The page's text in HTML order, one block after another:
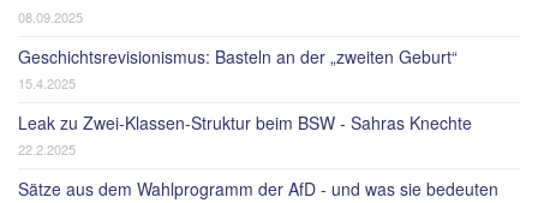
08.09.2025
Geschichtsrevisionismus: Basteln an der „zweiten Geburt“
15.4.2025
Leak zu Zwei-Klassen-Struktur beim BSW - Sahras Knechte
22.2.2025
Sätze aus dem Wahlprogramm der AfD - und was sie bedeuten